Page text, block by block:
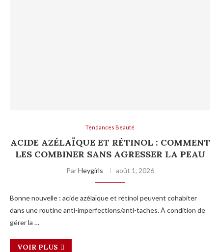
Tendances Beauté
ACIDE AZÉLAÏQUE ET RÉTINOL : COMMENT
LES COMBINER SANS AGRESSER LA PEAU
ParHeygirls août 1, 2026
Bonne nouvelle : acide azélaïque et rétinol peuvent cohabiter
dans une routine anti-imperfections/anti-taches. À condition de
gérer la …
VOIR PLUS